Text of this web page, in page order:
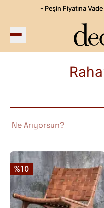
- Peşin Fiyatına
%10